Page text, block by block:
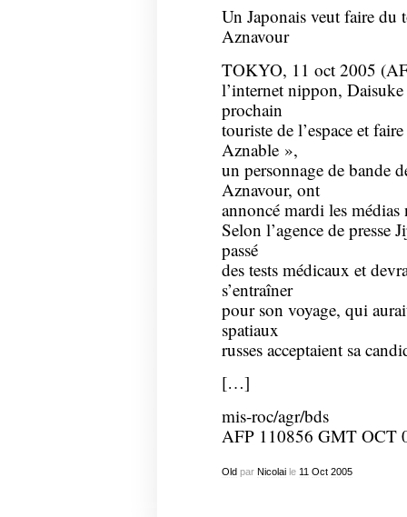
Un Japonais veut faire du
Aznavour
TOKYO, 11 oct 2005
l’internet nippon,
prochain
touriste de l’espace et
Aznable »,
un personnage de bande
Aznavour, ont
annoncé mardi les
Selon l’agence de presse
passé
des tests médicaux et
s’entraîner
pour son voyage, qui
spatiaux
russes acceptaient sa
[…]
mis-roc/agr/bds
AFP 110856 GMT OCT
Oldpar Nicolaile 11 Oct 2005